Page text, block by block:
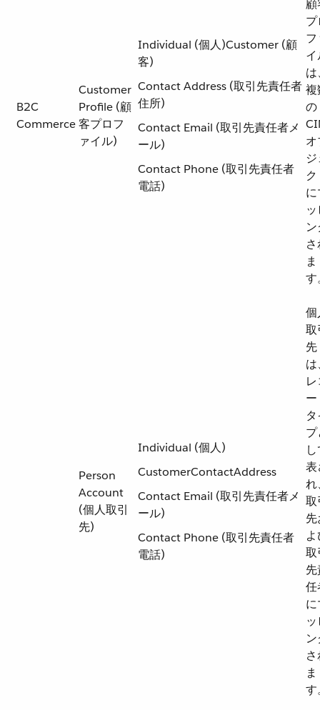
B2C
Commerce
Customer
Profile (顧
客プロフ
ァイル)
Individual (個人)Customer (顧
客)
Contact Address (取引先責任者
住所)
Contact Email (取引先責任者メ
ール)
Contact Phone (取引先責任者
電話)
複
の
ま
す
Person
Account
(個人取引
先)
Individual (個人)
CustomerContactAddress
Contact Email (取引先責任者メ
ール)
Contact Phone (取引先責任者
電話)
個
取
先
表
れ
取
取
任
ま
す